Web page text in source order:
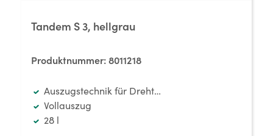
Tandem S 3, hellgrau
Produktnummer:8011218
Auszugstechnik für Drehtüren
Vollauszug
28 l